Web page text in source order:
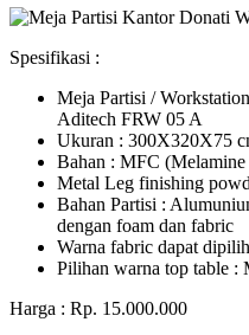
Spesifikasi :
Meja Partisi /
Aditech FRW 05 A
Ukuran : 300X320X75
Bahan : MFC
Metal Leg finishing
Bahan Partisi :
dengan foam dan fabric
Warna fabric dapat dipilih
Pilihan warna top table :
Harga : Rp. 15.000.000